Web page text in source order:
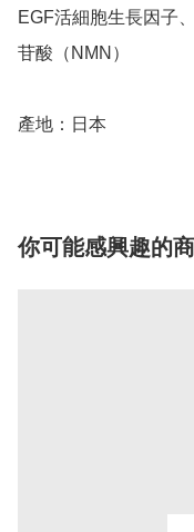
EGF活細胞生長因子
苷酸（NMN）
產地：日本
你可能感興趣的